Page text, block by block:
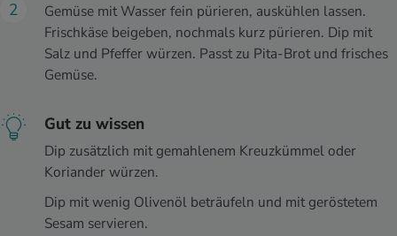
Gemüse mit Wasser fein pürieren, auskühlen lassen.
Frischkäse beigeben, nochmals kurz pürieren. Dip mit
Salz und Pfeffer würzen. Passt zu Pita-Brot und frisches
Gemüse.
Gut zu wissen
Dip zusätzlich mit gemahlenem Kreuzkümmel oder
Koriander würzen.
Dip mit wenig Olivenöl beträufeln und mit geröstetem
Sesam servieren.